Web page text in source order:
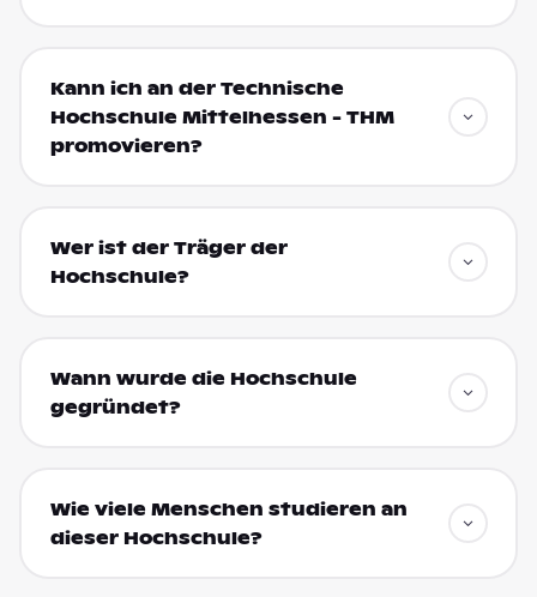
Kann ich an der Technische
Hochschule Mittelhessen - THM
promovieren?
Wer ist der Träger der
Hochschule?
Wann wurde die Hochschule
gegründet?
Wie viele Menschen studieren an
dieser Hochschule?